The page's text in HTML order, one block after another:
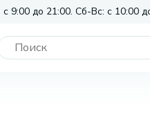
9:00 до 21:00. Сб-Вс: с 10:00